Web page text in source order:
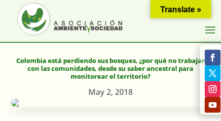
Colombia está perdiendo sus bosques, ¿por qué no trabajar
con las comunidades, desde su saber ancestral para
monitorear el territorio?
May 2, 2018
Translate »